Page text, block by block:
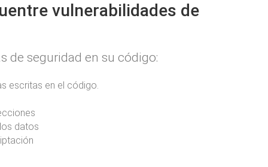
vulnerabilidades de
de seguridad en su código:
escritas en el código.
datos